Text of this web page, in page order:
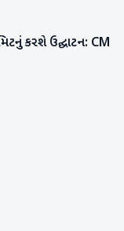
કરશે ઉદ્ઘાટન: CM